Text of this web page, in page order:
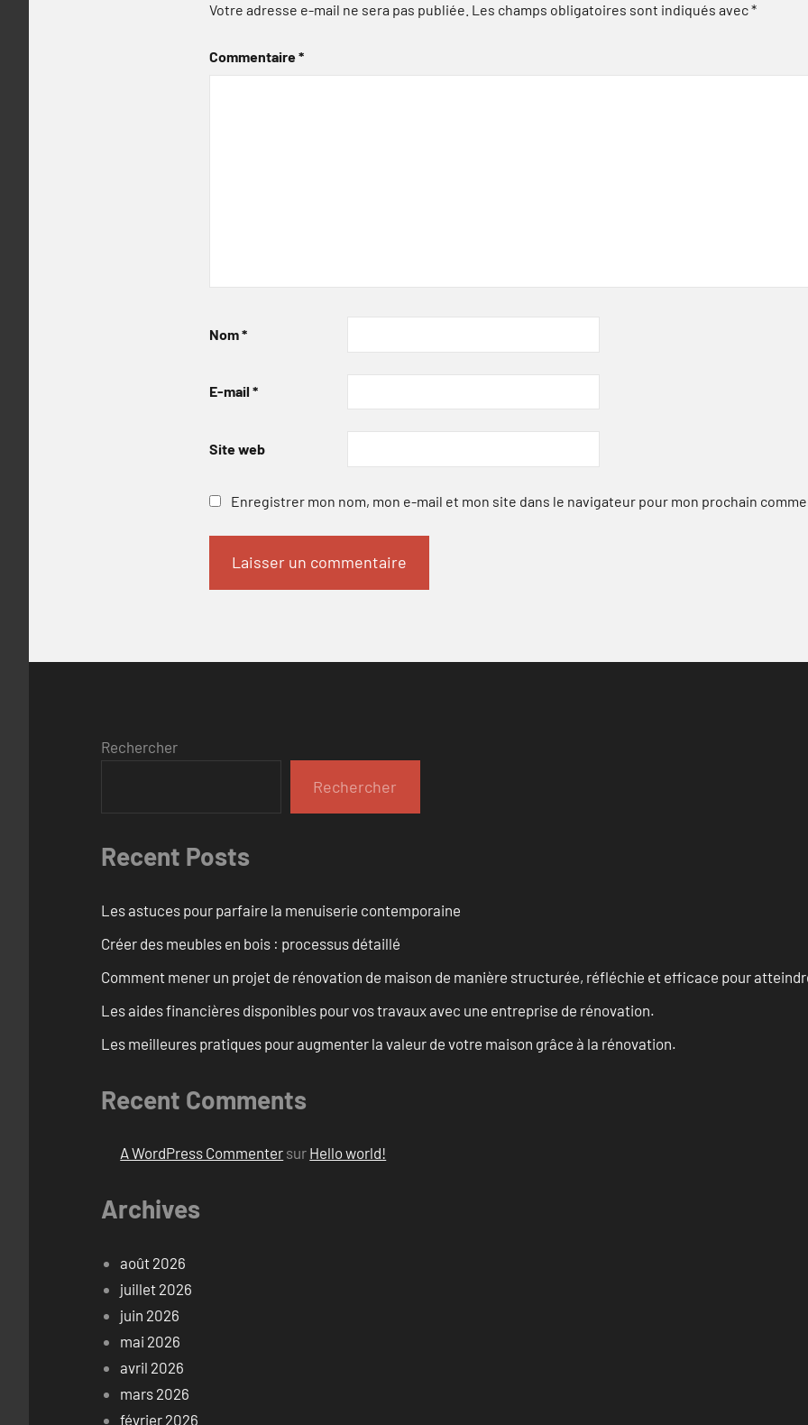
Votre adresse e-mail ne sera pas publiée. Les champs obligatoires sont indiqués avec*
Commentaire*
Nom*
E-mail *
Site web
Enregistrer mon nom, mon e-mail et mon site dans le navigateur pour mon prochain
Rechercher
Rechercher
Recent Posts
Les astuces pour parfaire la menuiserie contemporaine
Créer des meubles en bois : processus détaillé
Comment mener un projet de rénovation de maison de manière structurée, réfléchie et efficace pour
Les aides financières disponibles pour vos travaux avec une entreprise de rénovation.
Les meilleures pratiques pour augmenter la valeur de votre maison grâce à la rénovation.
Recent Comments
A WordPress Commenter sur Hello world!
Archives
août 2026
juillet 2026
juin 2026
mai 2026
avril 2026
mars 2026
février 2026